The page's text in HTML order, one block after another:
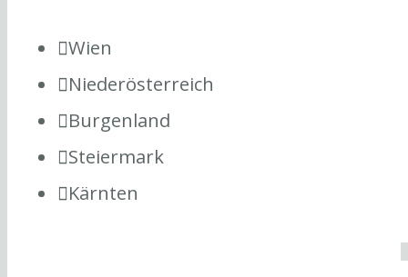
Wien
Niederösterreich
Burgenland
Steiermark
Kärnten